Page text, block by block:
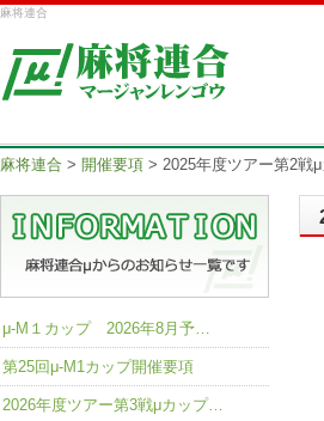
麻将連合
麻将連合 > 開催要項 > 2025年度ツアー第2戦
μ-M１カップ 2026年8月予…
第25回μ-M1カップ開催要項
2026年度ツアー第3戦μカップ…